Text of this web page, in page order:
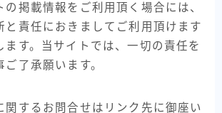
の掲載情報をご利用頂く場合には、
と責任におきましてご利用頂けます
ます。当サイトでは、一切の責任を
了承願います。
関するお問合せはリンク先に御座い